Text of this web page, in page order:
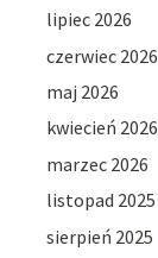
lipiec 2026
czerwiec 2026
maj 2026
kwiecień 2026
marzec 2026
listopad 2025
sierpień 2025